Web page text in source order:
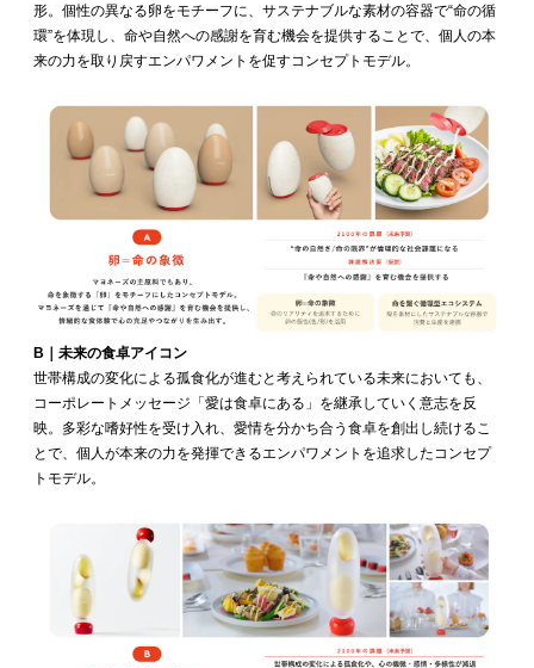
形。個性の異なる卵をモチーフに、サステナブルな素材の容器で“命の循
環”を体現し、命や自然への感謝を育む機会を提供することで、個人の本
来の力を取り戻すエンパワメントを促すコンセプトモデル。
B｜未来の食卓アイコン
世帯構成の変化による孤食化が進むと考えられている未来においても、
コーポレートメッセージ「愛は食卓にある」を継承していく意志を反
映。多彩な嗜好性を受け入れ、愛情を分かち合う食卓を創出し続けるこ
とで、個人が本来の力を発揮できるエンパワメントを追求したコンセプ
トモデル。